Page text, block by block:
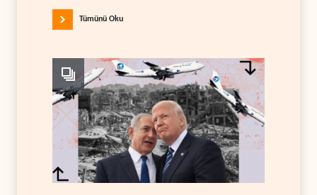
Tümünü Oku